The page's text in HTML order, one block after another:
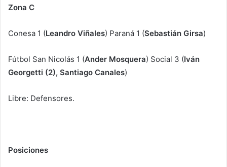
Zona C
Conesa 1 (Leandro Viñales) Paraná 1 (Sebastián Girsa)
Fútbol San Nicolás 1 (Ander Mosquera) Social 3 (Iván
Georgetti (2), Santiago Canales)
Libre: Defensores.
Posiciones